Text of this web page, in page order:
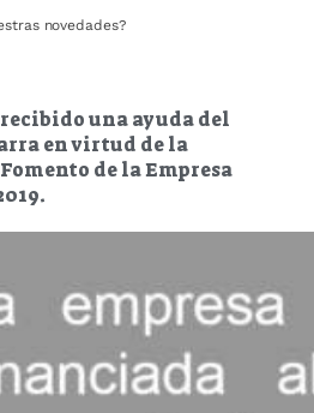
novedades?
una ayuda del
en virtud de la
de la Empresa